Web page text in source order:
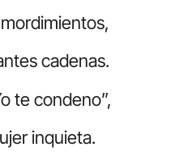
cadenas.
te condeno”,
inquieta.